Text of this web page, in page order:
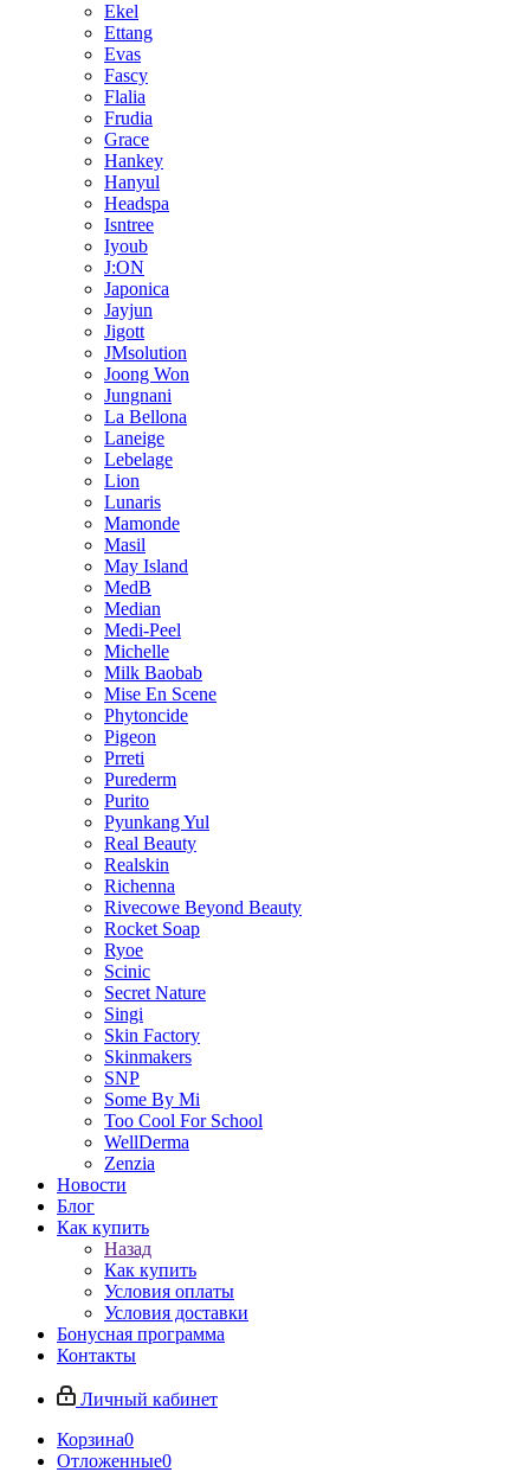
Ekel
Ettang
Evas
Fascy
Flalia
Frudia
Grace
Hankey
Hanyul
Headspa
Isntree
Iyoub
J:ON
Japonica
Jayjun
Jigott
JMsolution
Joong Won
Jungnani
La Bellona
Laneige
Lebelage
Lion
Lunaris
Mamonde
Masil
May Island
MedB
Median
Medi-Peel
Michelle
Milk Baobab
Mise En Scene
Phytoncide
Pigeon
Prreti
Purederm
Purito
Pyunkang Yul
Real Beauty
Realskin
Richenna
Rivecowe Beyond Beauty
Rocket Soap
Ryoe
Scinic
Secret Nature
Singi
Skin Factory
Skinmakers
SNP
Some By Mi
Too Cool For School
WellDerma
Zenzia
Новости
Блог
Как купить
Назад
Как купить
Условия оплаты
Условия доставки
Бонусная программа
Контакты
Личный кабинет
Корзина0
Отложенные0